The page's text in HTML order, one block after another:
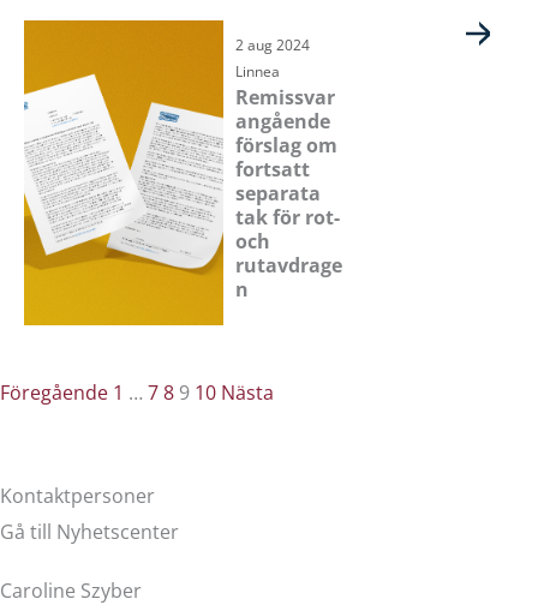
2 aug 2024
Linnea
Remissvar
angående
förslag om
fortsatt
separata
tak för rot-
och
rutavdrage
n
Föregående 1 … 78 9 10 Nästa
Kontaktpersoner
Gå till Nyhetscenter
Caroline Szyber